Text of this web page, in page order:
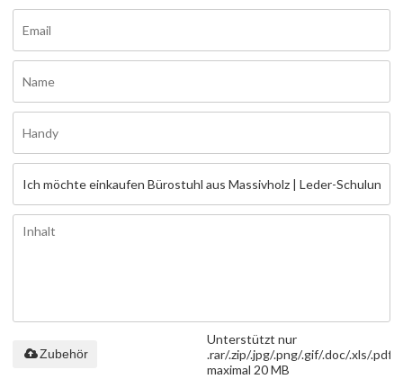
Unterstützt nur
.rar/.zip/.jpg/.png/.gif/.doc/.xls/.pdf,
maximal 20 MB
Zubehör